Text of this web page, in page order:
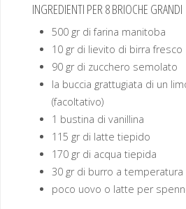
INGREDIENTI PER 8 BRIOCHE GRANDI
500 gr di farina manitoba
10 gr di lievito di birra fresco
90 gr di zucchero semolato
la buccia grattugiata di un
(facoltativo)
1 bustina di vanillina
115 gr di latte tiepido
170 gr di acqua tiepida
30 gr di burro a
poco uovo o latte per